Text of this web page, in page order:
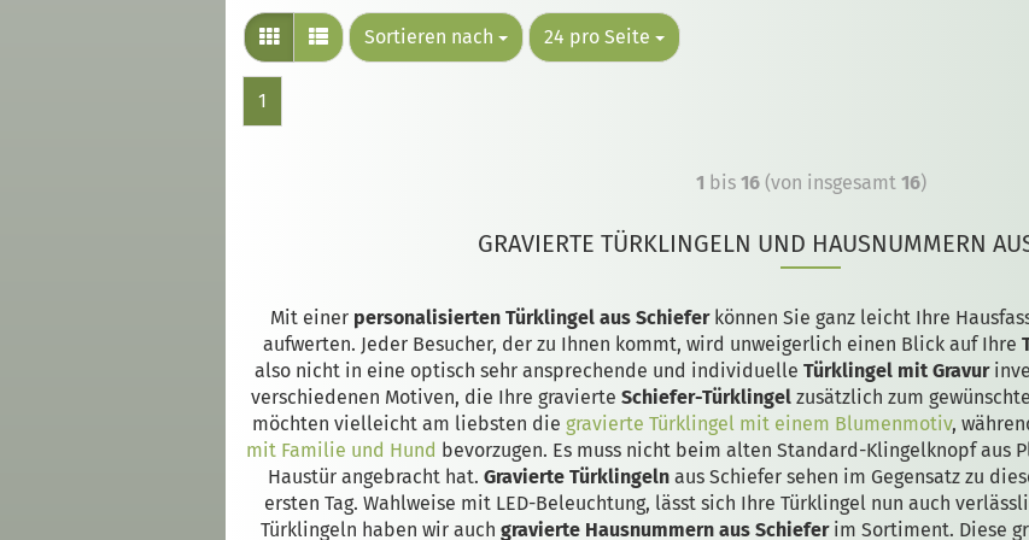
Sortieren nach 24 pro Seite
1
1 bis 16(von insgesamt 16)
GRAVIERTE TÜRKLINGELN UND HAUSNUMMERN
Mit einer personalisierten Türklingel aus Schieferkönnen Sie ganz leicht Ihre
aufwerten. Jeder Besucher, der zu Ihnen kommt, wird unweigerlich einen Blick auf Ihre
also nicht in eine optisch sehr ansprechende und individuelle Türklingel mit Gravur
verschiedenen Motiven, die Ihre gravierte Schiefer-Türklingel zusätzlich zum
möchten vielleicht am liebsten die gravierte Türklingel mit einem Blumenmotiv,
mit Familie und Hund bevorzugen. Es muss nicht beim alten Standard-Klingelknopf aus
Haustür angebracht hat. Gravierte Türklingeln aus Schiefer sehen im Gegensatz zu
ersten Tag. Wahlweise mit LED-Beleuchtung, lässt sich Ihre Türklingel nun auch
Türklingeln haben wir auch gravierte Hausnummern aus Schieferim Sortiment. Diese